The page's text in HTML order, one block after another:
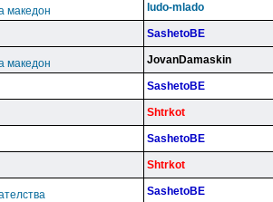
македон ludo-mlado
SashetoBE
македон JovanDamaskin
SashetoBE
Shtrkot
SashetoBE
Shtrkot
SashetoBE